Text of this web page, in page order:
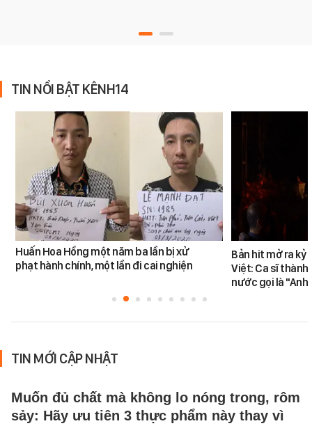
TIN NỔI BẬT KÊNH14
Huấn Hoa Hồng một năm ba lần bị xử
phạt hành chính, một lần đi cai nghiện
Bản hit mở ra kỷ
Việt: Ca sĩ
nước gọi là "Anh
TIN MỚI CẬP NHẬT
Muốn đủ chất mà không lo nóng trong, rôm
sảy: Hãy ưu tiên 3 thực phẩm này thay vì